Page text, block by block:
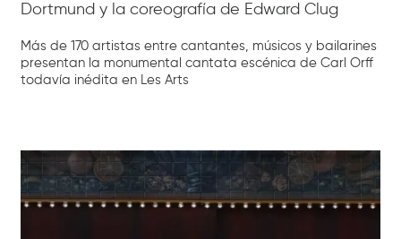
Dortmund y la coreografía de Edward Clug
Más de 170 artistas entre cantantes, músicos y bailarines
presentan la monumental cantata escénica de Carl Orff
todavía inédita en Les Arts